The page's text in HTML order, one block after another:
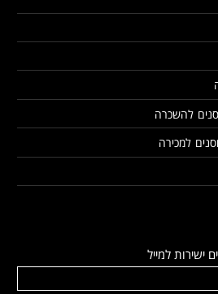
להשכרה
למכירה
ישירות למייל